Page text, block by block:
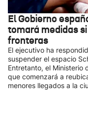
El Gobierno
tomará medidas
fronteras
El ejecutivo ha
suspender el espacio
Entretanto, el Ministerio
que comenzará a
menores llegados a la